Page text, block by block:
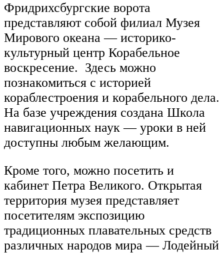
Фридрихсбургские ворота
представляют собой филиал Музея
Мирового океана — историко-
культурный центр Корабельное
воскресение. Здесь можно
познакомиться с историей
кораблестроения и корабельного дела.
На базе учреждения создана Школа
навигационных наук — уроки в ней
доступны любым желающим.
Кроме того, можно посетить и
кабинет Петра Великого. Открытая
территория музея представляет
посетителям экспозицию
традиционных плавательных средств
различных народов мира — Лодейный